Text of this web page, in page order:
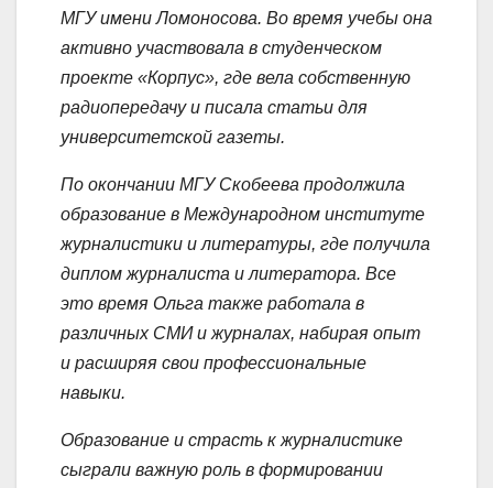
МГУ имени Ломоносова. Во время учебы она
активно участвовала в студенческом
проекте «Корпус», где вела собственную
радиопередачу и писала статьи для
университетской газеты.
По окончании МГУ Скобеева продолжила
образование в Международном институте
журналистики и литературы, где получила
диплом журналиста и литератора. Все
это время Ольга также работала в
различных СМИ и журналах, набирая опыт
и расширяя свои профессиональные
навыки.
Образование и страсть к журналистике
сыграли важную роль в формировании